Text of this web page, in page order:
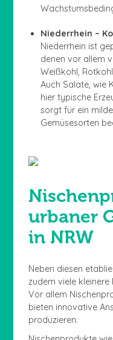
Niederrhein –
Niederrhein ist
denen vor allem
Weißkohl,
Auch Salate, wie
hier typische
sorgt für ein
Gemüsesorten
urbaner
in NRW
Neben diesen
zudem viele
Vor allem
bieten innovative
produzieren.